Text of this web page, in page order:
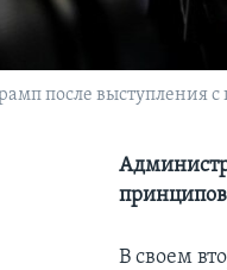
после выступления
В своем